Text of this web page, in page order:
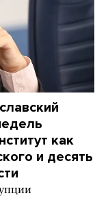
как
и десять